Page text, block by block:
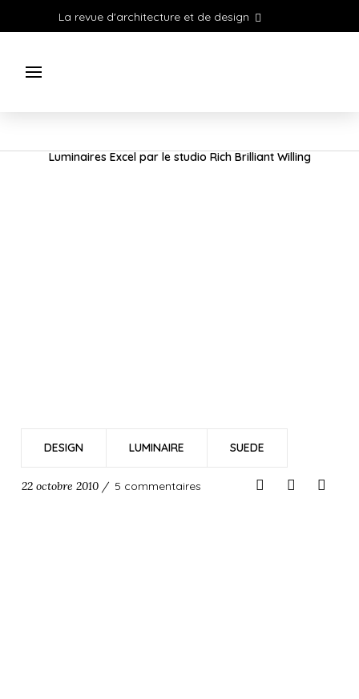
La revue d'architecture et de design
Luminaires Excel par le studio Rich Brilliant Willing
DESIGN LUMINAIRE SUEDE
22 octobre 2010 / 5 commentaires